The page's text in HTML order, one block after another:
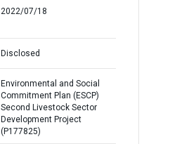
2022/07/18
Disclosed
Environmental and Social
Commitment Plan (ESCP)
Second Livestock Sector
Development Project
(P177825)